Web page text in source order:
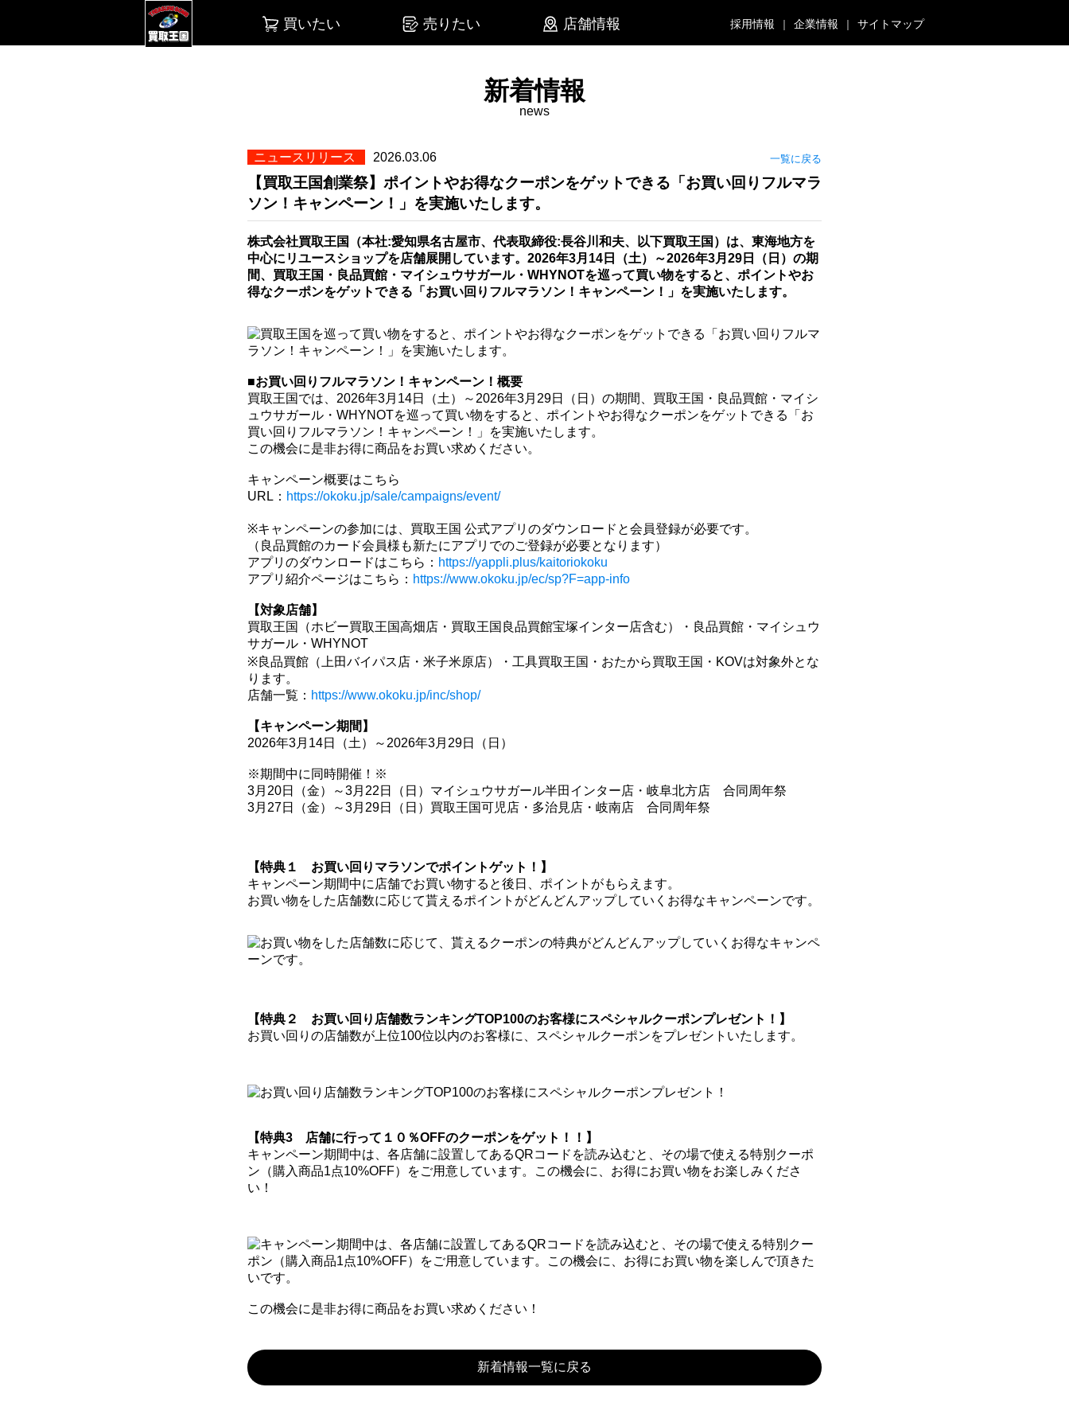
買いたい 売りたい 店舗情報 採用情報 企業情報 サイトマップ
新着情報
news
ニュースリリース 2026.03.06 一覧に戻る
【買取王国創業祭】ポイントやお得なクーポンをゲットできる「お買い回りフルマラ
ソン！キャンペーン！」を実施いたします。
株式会社買取王国（本社:愛知県名古屋市、代表取締役:長谷川和夫、以下買取王国）は、東海地方を
中心にリユースショップを店舗展開しています。2026年3月14日（土）～2026年3月29日（日）の期
間、買取王国・良品買館・マイシュウサガール・WHYNOTを巡って買い物をすると、ポイントやお
得なクーポンをゲットできる「お買い回りフルマラソン！キャンペーン！」を実施いたします。
■お買い回りフルマラソン！キャンペーン！概要
買取王国では、2026年3月14日（土）～2026年3月29日（日）の期間、買取王国・良品買館・マイシ
ュウサガール・WHYNOTを巡って買い物をすると、ポイントやお得なクーポンをゲットできる「お
買い回りフルマラソン！キャンペーン！」を実施いたします。
この機会に是非お得に商品をお買い求めください。
キャンペーン概要はこちら
URL： https://okoku.jp/sale/campaigns/event/
※キャンペーンの参加には、買取王国 公式アプリのダウンロードと会員登録が必要です。
（良品買館のカード会員様も新たにアプリでのご登録が必要となります）
アプリのダウンロードはこちら： https://yappli.plus/kaitoriokoku
アプリ紹介ページはこちら： https://www.okoku.jp/ec/sp?F=app-info
【対象店舗】
買取王国（ホビー買取王国高畑店・買取王国良品買館宝塚インター店含む）・良品買館・マイシュウ
サガール・WHYNOT
※良品買館（上田バイパス店・米子米原店）・工具買取王国・おたから買取王国・KOVは対象外とな
ります。
店舗一覧： https://www.okoku.jp/inc/shop/
【キャンペーン期間】
2026年3月14日（土）～2026年3月29日（日）
※期間中に同時開催！※
3月20日（金）～3月22日（日）マイシュウサガール半田インター店・岐阜北方店 合同周年祭
3月27日（金）～3月29日（日）買取王国可児店・多治見店・岐南店 合同周年祭
【特典１ お買い回りマラソンでポイントゲット！】
キャンペーン期間中に店舗でお買い物すると後日、ポイントがもらえます。
お買い物をした店舗数に応じて貰えるポイントがどんどんアップしていくお得なキャンペーンです。
【特典２ お買い回り店舗数ランキングTOP100のお客様にスペシャルクーポンプレゼント！】
お買い回りの店舗数が上位100位以内のお客様に、スペシャルクーポンをプレゼントいたします。
【特典3 店舗に行って１０％OFFのクーポンをゲット！！】
キャンペーン期間中は、各店舗に設置してあるQRコードを読み込むと、その場で使える特別クーポ
ン（購入商品1点10%OFF）をご用意しています。この機会に、お得にお買い物をお楽しみくださ
い！
この機会に是非お得に商品をお買い求めください！
新着情報一覧に戻る